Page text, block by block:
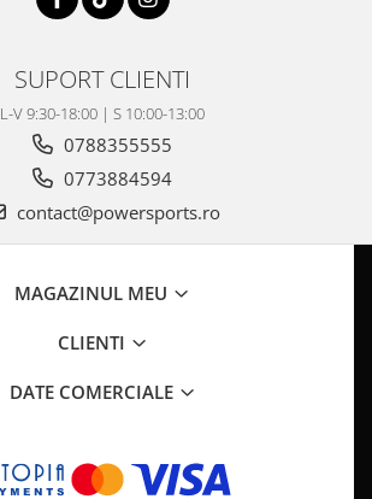
SUPORT CLIENTI
L-V 9:30-18:00 | S 10:00-13:00
0788355555
0773884594
contact@powersports.ro
MAGAZINUL MEU
CLIENTI
DATE COMERCIALE